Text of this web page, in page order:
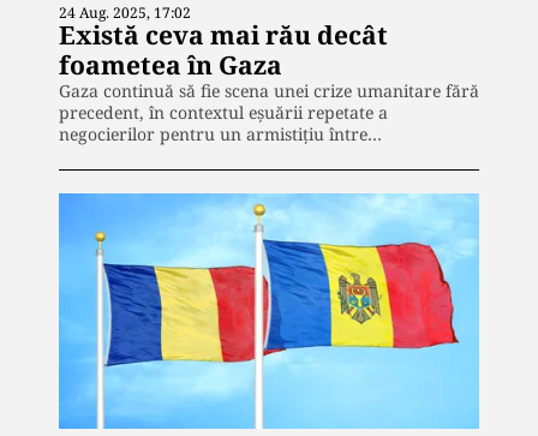
24 Aug. 2025, 17:02
Există ceva mai rău decât
foametea în Gaza
Gaza continuă să fie scena unei crize umanitare fără
precedent, în contextul eșuării repetate a
negocierilor pentru un armistițiu între…